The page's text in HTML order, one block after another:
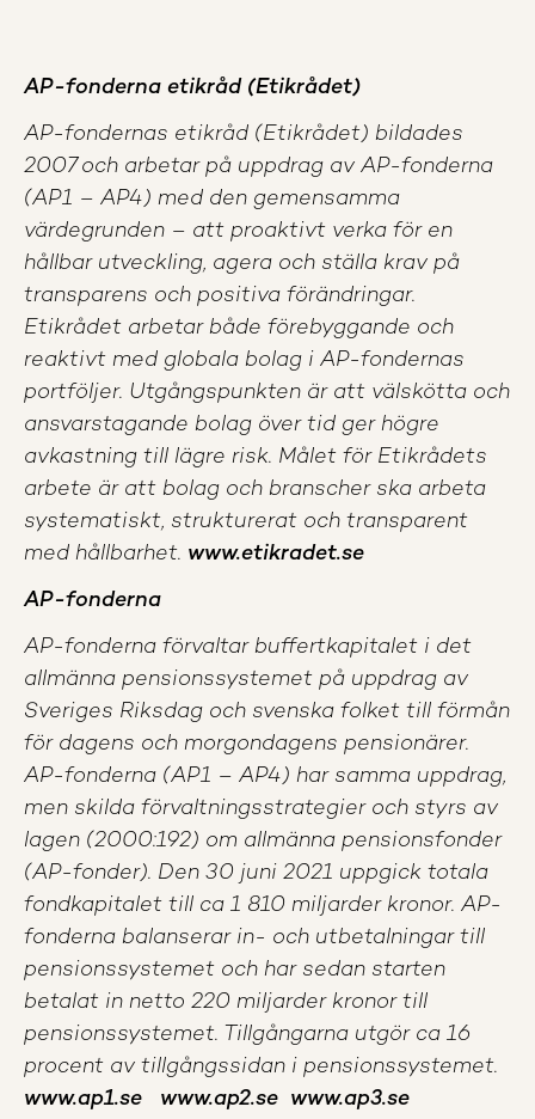
AP-fonderna etikråd (Etikrådet)
AP-fondernas etikråd (Etikrådet) bildades
2007 och arbetar på uppdrag av AP-fonderna
(AP1 – AP4) med den gemensamma
värdegrunden – att proaktivt verka för en
hållbar utveckling, agera och ställa krav på
transparens och positiva förändringar.
Etikrådet arbetar både förebyggande och
reaktivt med globala bolag i AP-fondernas
portföljer. Utgångspunkten är att välskötta och
ansvarstagande bolag över tid ger högre
avkastning till lägre risk. Målet för Etikrådets
arbete är att bolag och branscher ska arbeta
systematiskt, strukturerat och transparent
med hållbarhet. www.etikradet.se
AP-fonderna
AP-fonderna förvaltar buffertkapitalet i det
allmänna pensionssystemet på uppdrag av
Sveriges Riksdag och svenska folket till förmån
för dagens och morgondagens pensionärer.
AP-fonderna (AP1 – AP4) har samma uppdrag,
men skilda förvaltningsstrategier och styrs av
lagen (2000:192) om allmänna pensionsfonder
(AP-fonder). Den 30 juni 2021 uppgick totala
fondkapitalet till ca 1 810 miljarder kronor. AP-
fonderna balanserar in- och utbetalningar till
pensionssystemet och har sedan starten
betalat in netto 220 miljarder kronor till
pensionssystemet. Tillgångarna utgör ca 16
procent av tillgångssidan i pensionssystemet.
www.ap1.se
www.ap2.se www.ap3.se